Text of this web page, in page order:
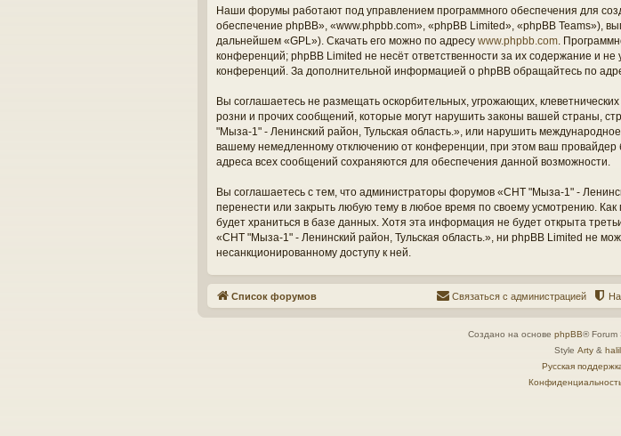
Наши форумы работают под управлением программного обеспечения для
обеспечение phpBB», «www.phpbb.com», «phpBB Limited», «phpBB Teams»),
дальнейшем «GPL»). Скачать его можно по адресу www.phpbb.com .
конференций; phpBB Limited не несёт ответственности за их содержание и
конференций. За дополнительной информацией о phpBB обращайтесь по
Вы соглашаетесь не размещать оскорбительных, угрожающих,
розни и прочих сообщений, которые могут нарушить законы вашей страны,
"Мыза-1" - Ленинский район, Тульская область.», или нарушить
вашему немедленному отключению от конференции, при этом ваш провайдер
адреса всех сообщений сохраняются для обеспечения данной возможности.
Вы соглашаетесь с тем, что администраторы форумов «СНТ "Мыза-1" -
перенести или закрыть любую тему в любое время по своему усмотрению.
будет храниться в базе данных. Хотя эта информация не будет открыта
«СНТ "Мыза-1" - Ленинский район, Тульская область.», ни phpBB Limited не
несанкционированному доступу к ней.
Список форумов Связаться с администрацией
Создано на основе phpBB® Forum
Style Arty &
Русская